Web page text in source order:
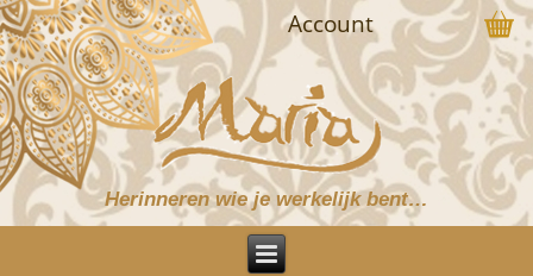
Herinneren wie je werkelijk bent…
Account